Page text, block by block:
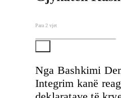
Para 2 vjet
Nga Bashkimi
Integrim kanë